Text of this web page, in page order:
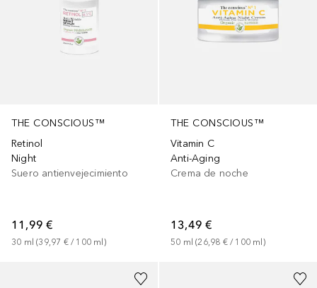
THE CONSCIOUS™
Retinol
Night
Suero antienvejecimiento
11,99 €
30 ml (39,97 € / 100 ml)
THE CONSCIOUS™
Vitamin C
Anti-Aging
Crema de noche
13,49 €
50 ml (26,98 € / 100 ml)